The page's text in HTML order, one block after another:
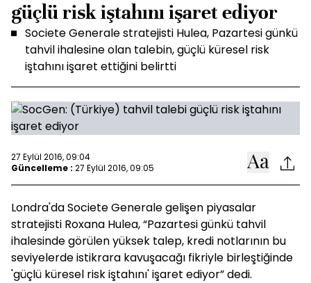
güçlü risk iştahını işaret ediyor
Societe Generale stratejisti Hulea, Pazartesi günkü
tahvil ihalesine olan talebin, güçlü küresel risk
iştahını işaret ettiğini belirtti
27 Eylül 2016, 09:04
Güncelleme : 27 Eylül 2016, 09:05
Londra'da Societe Generale gelişen piyasalar
stratejisti Roxana Hulea, “Pazartesi günkü tahvil
ihalesinde görülen yüksek talep, kredi notlarının bu
seviyelerde istikrara kavuşacağı fikriyle birleştiğinde
'güçlü küresel risk iştahını' işaret ediyor” dedi.